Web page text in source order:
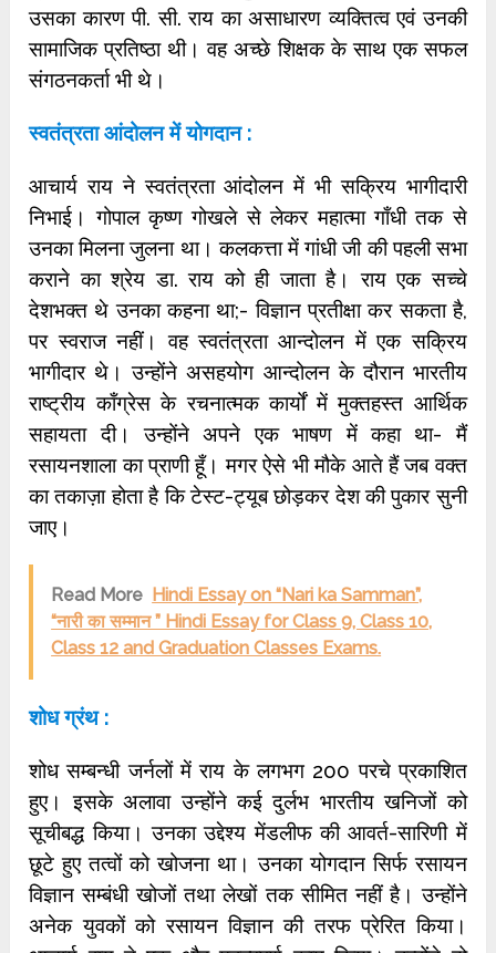
उसका कारण पी. सी. राय का असाधारण व्यक्तित्व एवं उनकी
सामाजिक प्रतिष्ठा थी। वह अच्छे शिक्षक के साथ एक सफल
संगठनकर्ता भी थे।
स्वतंत्रता आंदोलन में योगदान :
आचार्य राय ने स्वतंत्रता आंदोलन में भी सक्रिय भागीदारी
निभाई। गोपाल कृष्ण गोखले से लेकर महात्मा गाँधी तक से
उनका मिलना जुलना था। कलकत्ता में गांधी जी की पहली सभा
कराने का श्रेय डा. राय को ही जाता है। राय एक सच्चे
देशभक्त थे उनका कहना था;- विज्ञान प्रतीक्षा कर सकता है,
पर स्वराज नहीं। वह स्वतंत्रता आन्दोलन में एक सक्रिय
भागीदार थे। उन्होंने असहयोग आन्दोलन के दौरान भारतीय
राष्ट्रीय काँग्रेस के रचनात्मक कार्यों में मुक्तहस्त आर्थिक
सहायता दी। उन्होंने अपने एक भाषण में कहा था- मैं
रसायनशाला का प्राणी हूँ। मगर ऐसे भी मौके आते हैं जब वक्त
का तकाज़ा होता है कि टेस्ट-ट्यूब छोड़कर देश की पुकार सुनी
जाए।
Read More Hindi Essay on “Nari ka Samman”,
“नारी का सम्मान ” Hindi Essay for Class 9, Class 10,
Class 12 and Graduation Classes Exams.
शोध ग्रंथ :
शोध सम्बन्धी जर्नलों में राय के लगभग 200 परचे प्रकाशित
हुए। इसके अलावा उन्होंने कई दुर्लभ भारतीय खनिजों को
सूचीबद्ध किया। उनका उद्देश्य मेंडलीफ की आवर्त-सारिणी में
छूटे हुए तत्वों को खोजना था। उनका योगदान सिर्फ रसायन
विज्ञान सम्बंधी खोजों तथा लेखों तक सीमित नहीं है। उन्होंने
अनेक युवकों को रसायन विज्ञान की तरफ प्रेरित किया।